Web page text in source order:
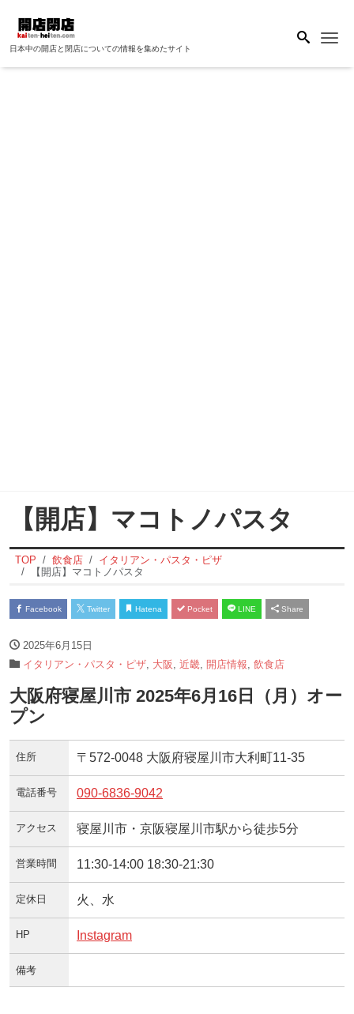
日本中の開店と閉店についての情報を集めたサイト
【開店】マコトノパスタ
TOP 飲食店
イタリアン・パスタ・ピザ
【開店】マコトノパスタ
Facebook Twitter Hatena Pocket LINE Share
2025年6月15日
イタリアン・パスタ・ピザ 大阪 近畿 開店情報 飲食店
大阪府寝屋川市 2025年6月16日（月）オー
プン
住所 〒572-0048 大阪府寝屋川市大利町11-35
電話番号 090-6836-9042
アクセス 寝屋川市・京阪寝屋川市駅から徒歩5分
営業時間 11:30-14:00 18:30-21:30
定休日 火、水
HP Instagram
備考